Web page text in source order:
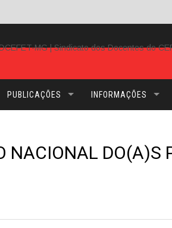
PUBLICAÇÕES INFORMAÇÕES
NACIONAL DO(A)S